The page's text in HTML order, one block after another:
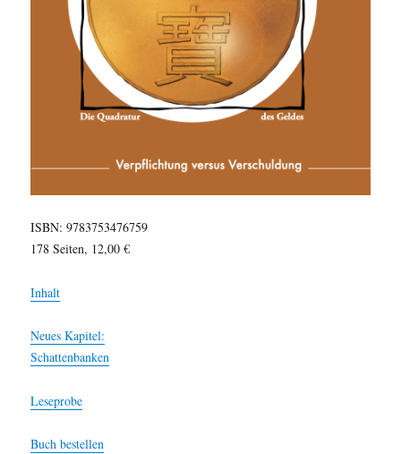
ISBN: 9783753476759
178 Seiten, 12,00 €
Inhalt
Neues Kapitel:
Schattenbanken
Leseprobe
Buch bestellen